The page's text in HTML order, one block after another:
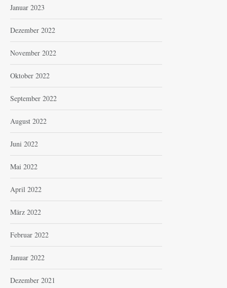
Januar 2023
Dezember 2022
November 2022
Oktober 2022
September 2022
August 2022
Juni 2022
Mai 2022
April 2022
März 2022
Februar 2022
Januar 2022
Dezember 2021